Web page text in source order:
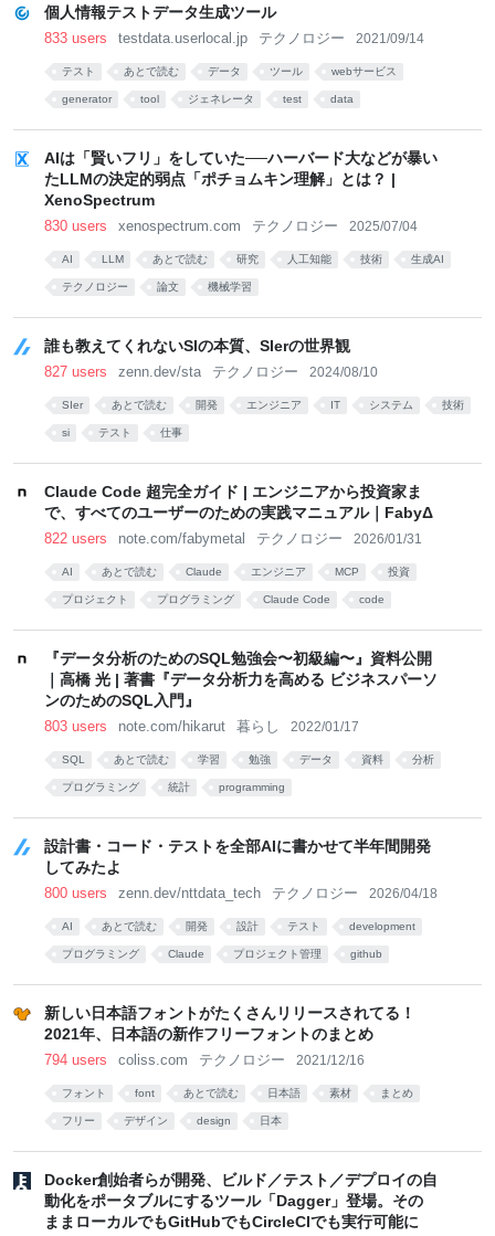
個人情報テストデータ生成ツール
833 users testdata.userlocal.jp テクノロジー 2021/09/14
テスト あとで読む データ ツール webサービス
generator tool ジェネレータ test data
AIは「賢いフリ」をしていた──ハーバード大などが暴い
たLLMの決定的弱点「ポチョムキン理解」とは？ |
XenoSpectrum
830 users xenospectrum.com テクノロジー 2025/07/04
AI LLM あとで読む 研究 人工知能 技術 生成AI
テクノロジー 論文 機械学習
誰も教えてくれないSIの本質、SIerの世界観
827 users zenn.dev/sta テクノロジー 2024/08/10
SIer あとで読む 開発 エンジニア IT システム 技術
si テスト 仕事
Claude Code 超完全ガイド | エンジニアから投資家ま
で、すべてのユーザーのための実践マニュアル｜FabyΔ
822 users note.com/fabymetal テクノロジー 2026/01/31
AI あとで読む Claude エンジニア MCP 投資
プロジェクト プログラミング Claude Code code
『データ分析のためのSQL勉強会〜初級編〜』資料公開
｜高橋 光 | 著書『データ分析力を高める ビジネスパーソ
ンのためのSQL入門』
803 users note.com/hikarut 暮らし 2022/01/17
SQL あとで読む 学習 勉強 データ 資料 分析
プログラミング 統計 programming
設計書・コード・テストを全部AIに書かせて半年間開発
してみたよ
800 users zenn.dev/nttdata_tech テクノロジー 2026/04/18
AI あとで読む 開発 設計 テスト development
プログラミング Claude プロジェクト管理 github
新しい日本語フォントがたくさんリリースされてる！
2021年、日本語の新作フリーフォントのまとめ
794 users coliss.com テクノロジー 2021/12/16
フォント font あとで読む 日本語 素材 まとめ
フリー デザイン design 日本
Docker創始者らが開発、ビルド／テスト／デプロイの自
動化をポータブルにするツール「Dagger」登場。その
ままローカルでもGitHubでもCircleCIでも実行可能に